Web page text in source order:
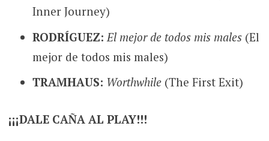
Inner Journey)
RODRÍGUEZ: El mejor de todos mis males(El
mejor de todos mis males)
TRAMHAUS: Worthwhile(The First Exit)
¡¡¡DALE CAÑA AL PLAY!!!